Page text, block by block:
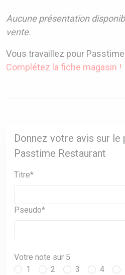
Aucune présentation
vente.
Vous travaillez pour
Complétez la fiche magasin !
Donnez votre avis sur le
Passtime Restaurant
Titre*
Pseudo*
Votre note sur 5
1
2 3 4